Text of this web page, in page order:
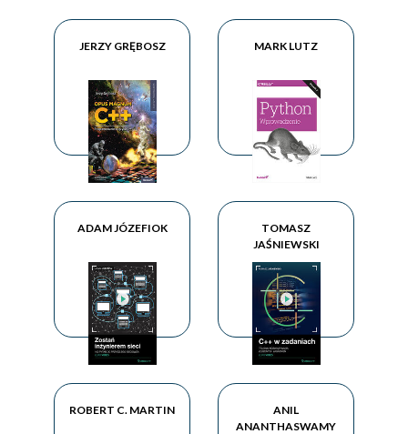
JERZY GRĘBOSZ MARK LUTZ
ADAM JÓZEFIOK
TOMASZ
JAŚNIEWSKI
ROBERT C. MARTIN
ANIL
ANANTHASWAMY